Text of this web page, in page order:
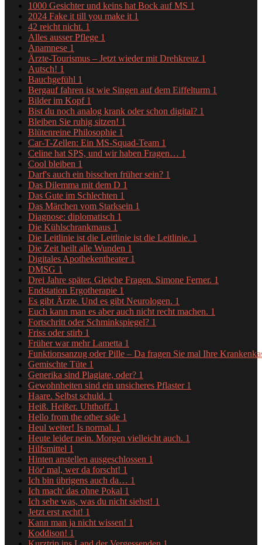
1000 Gesichter und keins hat Bock auf MS 1
2024 Fake it till you make it 1
42 reicht nicht. 1
Alles ausser Pflege 1
Anamnese 1
Ärzte-Tourismus – Jetzt wieder mit Drehkreuz 1
Autsch! 1
Bauchgefühl 1
Bergauf fahren ist wie Singen auf dem Eiffelturm 1
Bilder im Kopf 1
Bist du noch analog krank oder schon digital? 1
Bleiben Sie ruhig sitzen! 1
Blütenreine Philosophie 1
Car-T-Zellen: Ein MS-Squad-Team 1
Celine hat SPS, und wir haben Fragen… 1
Cool bleiben 1
Darf's auch ein bisschen früher sein? 1
Das Dilemma mit dem D 1
Das Gute im Schlechten 1
Das Märchen vom Starksein 1
Diagnose: diplomatisch 1
Die Kühlschrankmaus 1
Die Leitlinie ist die Leitlinie ist die Leitlinie. 1
Die Zeit heilt alle Wunden 1
Digitales Apothekentheater 1
DMSG 1
Drei Jahre später. Gleiche Fragen. Simone Ferner. 1
Endstation Ergotherapie 1
Es gibt Ärzte. Und es gibt Neurologen. 1
Euch kann man es aber auch nicht recht machen. 1
Fortschritt oder Schminkspiegel? 1
Friss oder stirb 1
Früher war mehr Lametta 1
Funktionsanzug oder Pille – Da fragen Sie mal Ihre
Gemischte Tüte 1
Generika sind Plagiate, oder? 1
Gewohnheiten sind ein unsicheres Pflaster 1
Haare. Selbst schuld. 1
Heiß. Heißer. Uhthoff. 1
Hello from the other side 1
Heul weiter! Is normal. 1
Heute leider nein. Morgen vielleicht auch. 1
Hilfsmittel 1
Hinten anstellen ausgeschlossen 1
Hör' mal, wer da forscht! 1
Ich bin übrigens auch da… 1
Ich mach' das ohne Pokal 1
Ich sehe was, was du nicht siehst! 1
Jetzt erst recht! 1
Kann man ja nicht wissen! 1
Koddison! 1